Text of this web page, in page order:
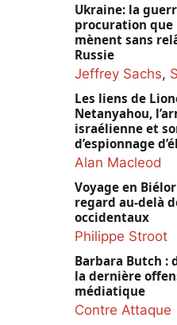
Ukraine: la
procuration que
mènent sans
Russie
Jeffrey Sachs,
Les liens de
Netanyahou,
israélienne et
d’espionnage
Alan Macleod
Voyage en
regard au-delà
occidentaux
Philippe Stroot
Barbara Butch :
la dernière
médiatique
Contre Attaque